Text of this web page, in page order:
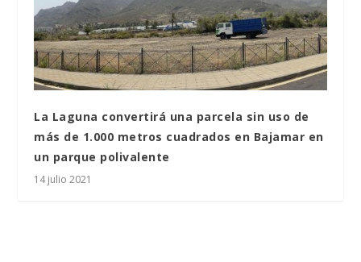
La Laguna convertirá una parcela sin uso de
más de 1.000 metros cuadrados en Bajamar en
un parque polivalente
14 julio 2021